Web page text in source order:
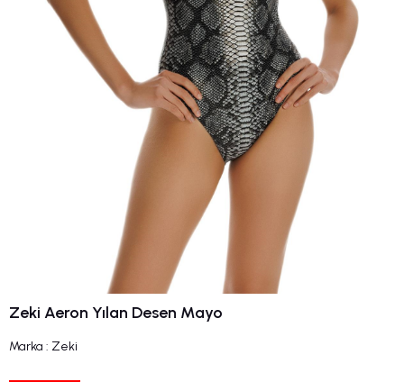
Zeki Aeron Yılan Desen Mayo
Marka : Zeki